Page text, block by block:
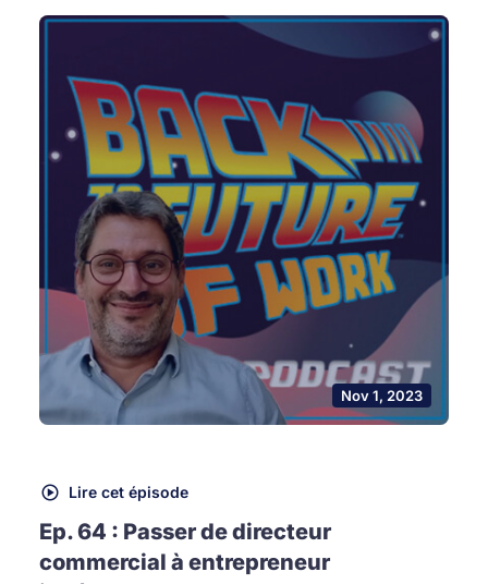
Nov 1, 2023
Lire cet épisode
Ep. 64 : Passer de directeur
commercial à entrepreneur